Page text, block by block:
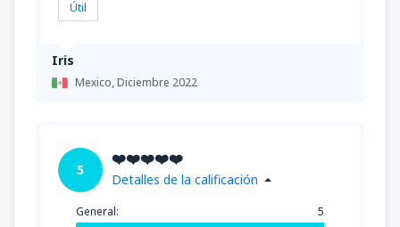
Iris
Mexico,Diciembre 2022
Útil
5
❤️❤️❤️❤️❤️
Detalles de la calificación
General: 5